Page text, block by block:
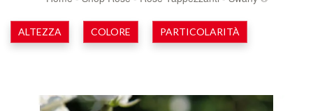
ALTEZZA COLORE PARTICOLARITÀ